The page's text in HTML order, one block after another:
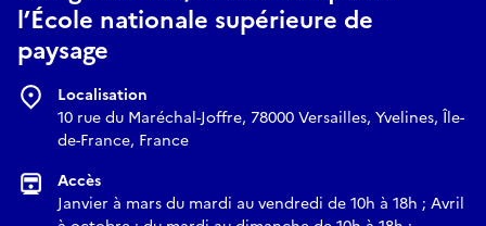
l’École nationale supérieure de
paysage
Localisation
10 rue du Maréchal-Joffre, 78000 Versailles, Yvelines, Île-
de-France, France
Accès
Janvier à mars du mardi au vendredi de 10h à 18h ; Avril